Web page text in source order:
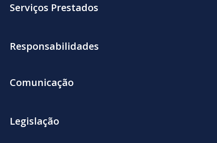
Serviços Prestados
Responsabilidades
Comunicação
Legislação